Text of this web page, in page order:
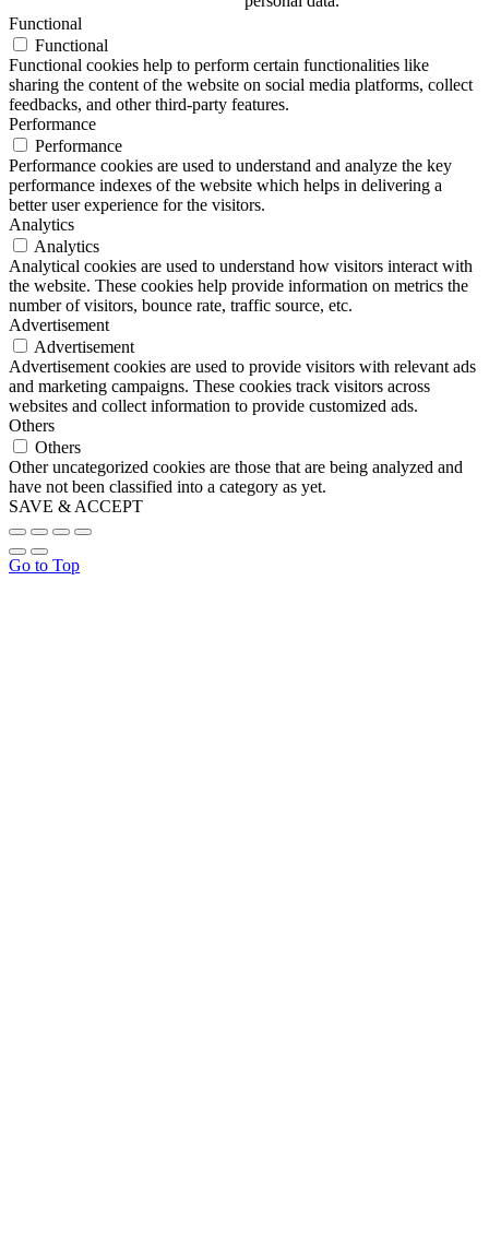
Functional
Functional
Functional cookies help to perform certain functionalities like
sharing the content of the website on social media platforms, collect
feedbacks, and other third-party features.
Performance
Performance
Performance cookies are used to understand and analyze the key
performance indexes of the website which helps in delivering a
better user experience for the visitors.
Analytics
Analytics
Analytical cookies are used to understand how visitors interact with
the website. These cookies help provide information on metrics the
number of visitors, bounce rate, traffic source, etc.
Advertisement
Advertisement
Advertisement cookies are used to provide visitors with relevant ads
and marketing campaigns. These cookies track visitors across
websites and collect information to provide customized ads.
Others
Others
Other uncategorized cookies are those that are being analyzed and
have not been classified into a category as yet.
SAVE & ACCEPT
Go to Top